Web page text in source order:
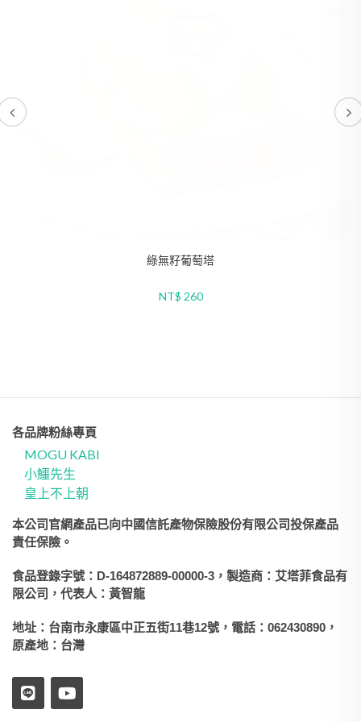
綠無籽葡萄塔
NT$ 260
各品牌粉絲專頁
MOGU KABI
小鱷先生
皇上不上朝
本公司官網產品已向中國信託產物保險股份有限公司投保產品
責任保險。
食品登錄字號：D-164872889-00000-3，製造商：艾塔菲食品有
限公司，代表人：黃智龍
地址：台南市永康區中正五街11巷12號，電話：062430890，
原產地：台灣